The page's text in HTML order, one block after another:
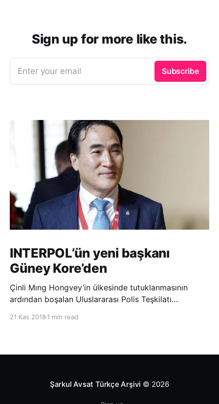
Sign up for more like this.
Enter your email Subscribe
INTERPOL’ün yeni başkanı
Güney Kore’den
Çinli Mıng Hongvey’in ülkesinde tutuklanmasının
ardından boşalan Uluslararası Polis Teşkilatı
21 Kas 2018 1 min read
Şarkul Avsat Türkçe Arşivi © 2026